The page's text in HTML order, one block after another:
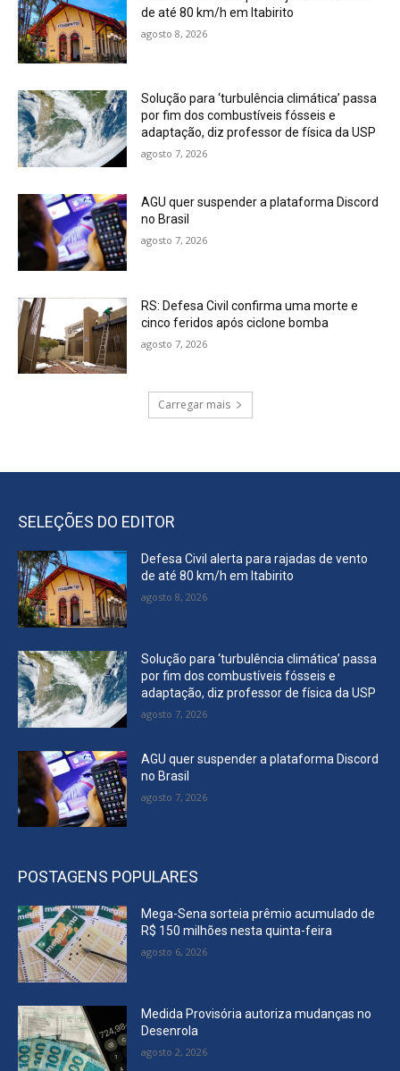
de até 80 km/h em Itabirito
agosto 8, 2026
Solução para ‘turbulência climática’ passa
por fim dos combustíveis fósseis e
adaptação, diz professor de física da USP
agosto 7, 2026
AGU quer suspender a plataforma Discord
no Brasil
agosto 7, 2026
RS: Defesa Civil confirma uma morte e
cinco feridos após ciclone bomba
agosto 7, 2026
Carregar mais
SELEÇÕES DO EDITOR
Defesa Civil alerta para rajadas de vento
de até 80 km/h em Itabirito
agosto 8, 2026
Solução para ‘turbulência climática’ passa
por fim dos combustíveis fósseis e
adaptação, diz professor de física da USP
agosto 7, 2026
AGU quer suspender a plataforma Discord
no Brasil
agosto 7, 2026
POSTAGENS POPULARES
Mega-Sena sorteia prêmio acumulado de
R$ 150 milhões nesta quinta-feira
agosto 6, 2026
Medida Provisória autoriza mudanças no
Desenrola
agosto 2, 2026